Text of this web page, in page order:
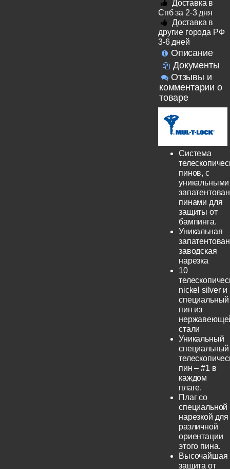
Доставка в
Спб за 2-3 дня
Доставка в
другие города РФ
3-6 дней
Описание
Документы
Отзывы и
комментарии о
товаре
Система
пинов, с
уникальными
пинами для
защиты от
бампинга.
Уникальная
заводская
нарезка
10
nickel silver и
специальный
пин из
стали
Уникальный
специальный
пин – #1 в
каждом
плаге.
Плаг со
специальной
нарезкой для
различной
ориентации
этого пина.
Высочайшая
защита от